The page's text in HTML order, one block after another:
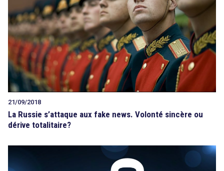
21/09/2018
La Russie s’attaque aux fake news. Volonté sincère ou
dérive totalitaire?